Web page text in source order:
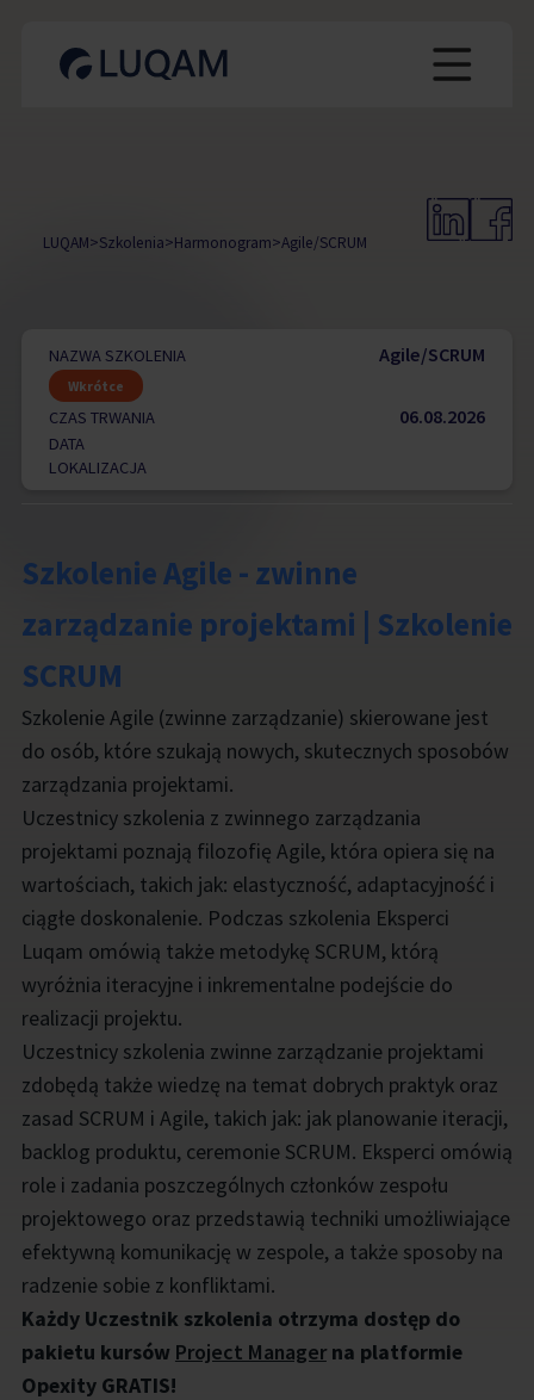
LUQAM>Szkolenia>Harmonogram>Agile/SCRUM
NAZWA SZKOLENIA Agile/SCRUM
Wkrótce
CZAS TRWANIA 06.08.2026
DATA
LOKALIZACJA
Szkolenie Agile - zwinne
zarządzanie projektami | Szkolenie
SCRUM
Szkolenie Agile (zwinne zarządzanie) skierowane jest
do osób, które szukają nowych, skutecznych sposobów
zarządzania projektami.
Uczestnicy szkolenia z zwinnego zarządzania
projektami poznają filozofię Agile, która opiera się na
wartościach, takich jak: elastyczność, adaptacyjność i
ciągłe doskonalenie. Podczas szkolenia Eksperci
Luqam omówią także metodykę SCRUM, którą
wyróżnia iteracyjne i inkrementalne podejście do
realizacji projektu.
Uczestnicy szkolenia zwinne zarządzanie projektami
zdobędą także wiedzę na temat dobrych praktyk oraz
zasad SCRUM i Agile, takich jak: jak planowanie iteracji,
backlog produktu, ceremonie SCRUM. Eksperci omówią
role i zadania poszczególnych członków zespołu
projektowego oraz przedstawią techniki umożliwiające
efektywną komunikację w zespole, a także sposoby na
radzenie sobie z konfliktami.
Każdy Uczestnik szkolenia otrzyma dostęp do
pakietu kursów Project Managerna platformie
Opexity GRATIS!